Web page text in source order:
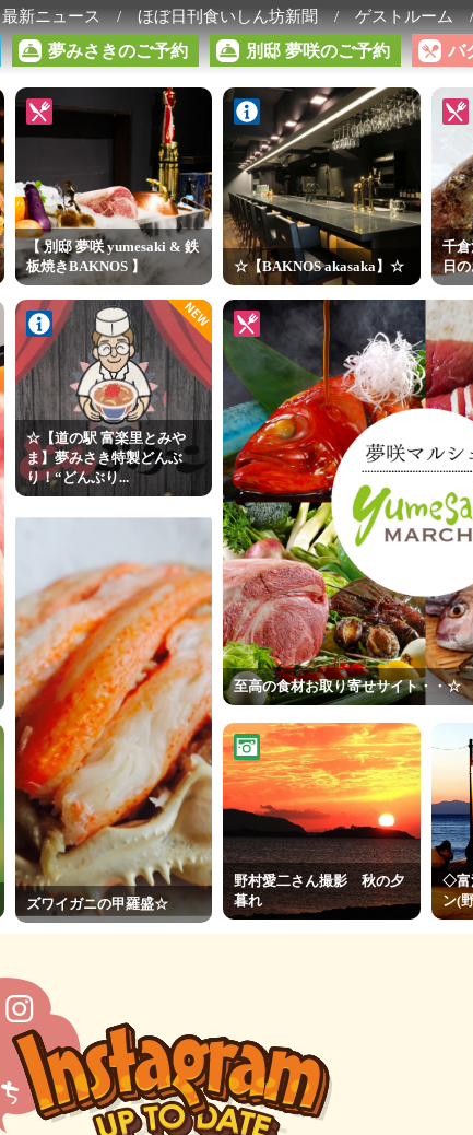
最新ニュース ほぼ日刊食いしん坊新聞 ゲストルーム
夢みさきのご予約 別邸 夢咲のご予約 バ
【 別邸 夢咲 yumesaki & 鉄
板焼きBAKNOS 】
☆【BAKNOS akasaka】☆
千
日
☆【道の駅 富楽里とみや
ま】夢みさき特製どんぶ
り！“どんぶり...
NEW
至高の食材お取り寄せサイト・・☆
ズワイガニの甲羅盛☆
野村愛二さん撮影 秋の夕
暮れ
◇富
ン(